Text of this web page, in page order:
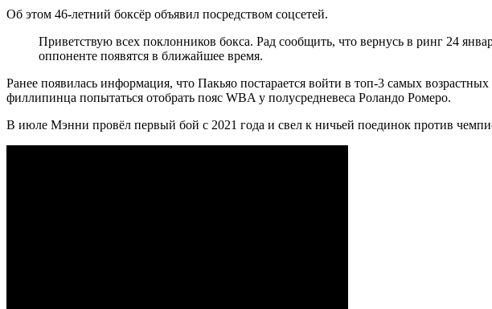
Об этом 46-летний боксёр объявил посредством соцсетей.
Приветствую всех поклонников бокса. Рад сообщить, что вернусь в ринг 24
оппоненте появятся в ближайшее время.
Ранее появилась информация, что Пакьяо постарается войти в топ-3 самых
филлипинца попытаться отобрать пояс WBA у полусредневеса Роландо Ромеро.
В июле Мэнни провёл первый бой с 2021 года и свел к ничьей поединок против